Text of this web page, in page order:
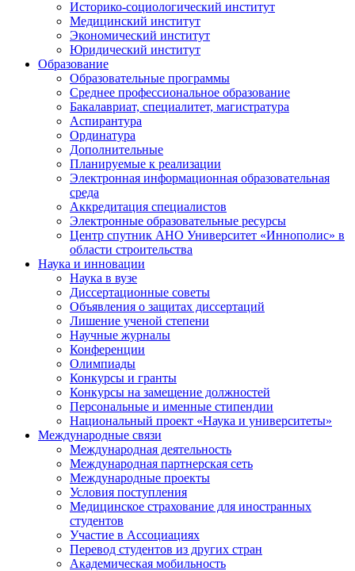
Историко-социологический институт
Медицинский институт
Экономический институт
Юридический институт
Образование
Образовательные программы
Среднее профессиональное образование
Бакалавриат, специалитет, магистратура
Аспирантура
Ординатура
Дополнительные
Планируемые к реализации
Электронная информационная образовательная
среда
Аккредитация специалистов
Электронные образовательные ресурсы
Центр спутник АНО Университет «Иннополис» в
области строительства
Наука и инновации
Наука в вузе
Диссертационные советы
Объявления о защитах диссертаций
Лишение ученой степени
Научные журналы
Конференции
Олимпиады
Конкурсы и гранты
Конкурсы на замещение должностей
Персональные и именные стипендии
Национальный проект «Наука и университеты»
Международные связи
Международная деятельность
Международная партнерская сеть
Международные проекты
Условия поступления
Медицинское страхование для иностранных
студентов
Участие в Ассоциациях
Перевод студентов из других стран
Академическая мобильность